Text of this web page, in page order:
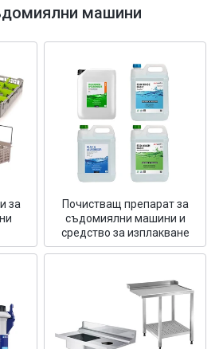
машини
за
Почистващ препарат за
съдомиялни машини и
средство за изплакване